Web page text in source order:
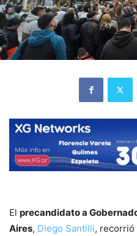
El precandidato a
Aires, Diego Santilli, recorrió